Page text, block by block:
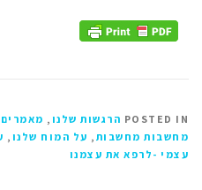
POSTED IN הרגשות שלנו , מאמרים
מחשבות מחשבות , על המוח שלנו ,
עצמי -לרפא את עצמנו